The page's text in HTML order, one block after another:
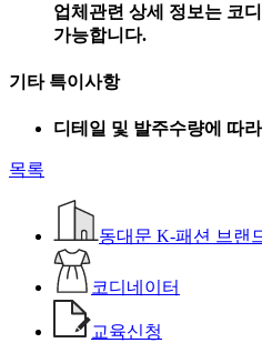
업체관련 상세 정보는 코
가능합니다.
기타 특이사항
디테일 및 발주수량에 따
목록
동대문 K-패션 브랜
코디네이터
교육신청